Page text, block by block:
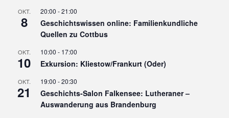
OKT.
8
20:00 -21:00
Geschichtswissen online: Familienkundliche
Quellen zu Cottbus
OKT.
10
10:00 - 17:00
Exkursion: Kliestow/Frankurt (Oder)
OKT.
21
19:00 -20:30
Geschichts-Salon Falkensee: Lutheraner –
Auswanderung aus Brandenburg